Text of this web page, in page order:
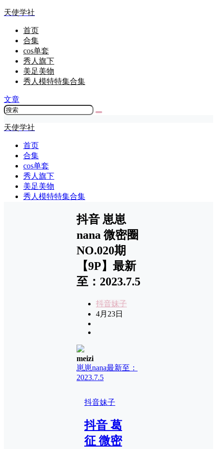
天使学社
首页
合集
cos单套
秀人旗下
美足美物
秀人模特特集合集
文章
天使学社
首页
合集
cos单套
秀人旗下
美足美物
秀人模特特集合集
抖音 崽崽
nana 微密圈
NO.020期
【9P】最新
至：2023.7.5
抖音妹子
4月23日
meizi
崽崽nana最新至：
2023.7.5
抖音妹子
抖音 葛
征 微密